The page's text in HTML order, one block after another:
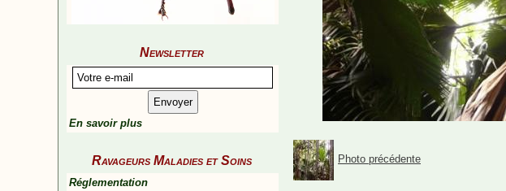
Newsletter
En savoir plus
Ravageurs Maladies et Soins
Réglementation
Photo précédente